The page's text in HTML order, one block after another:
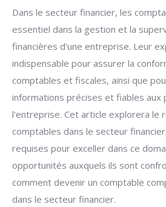
Dans le secteur financier, les
essentiel dans la gestion et la
financières d'une entreprise. Leur
indispensable pour assurer la
comptables et fiscales, ainsi que
informations précises et fiables aux
l'entreprise. Cet article explorera le
comptables dans le secteur
requises pour exceller dans ce
opportunités auxquels ils sont
comment devenir un comptable
dans le secteur financier.